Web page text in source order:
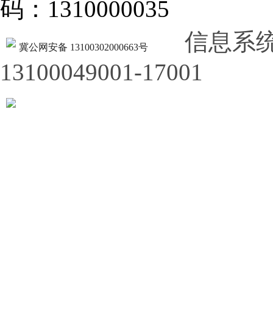
码：1310000035
冀公网安备 13100302000663号
信息系
13100049001-17001